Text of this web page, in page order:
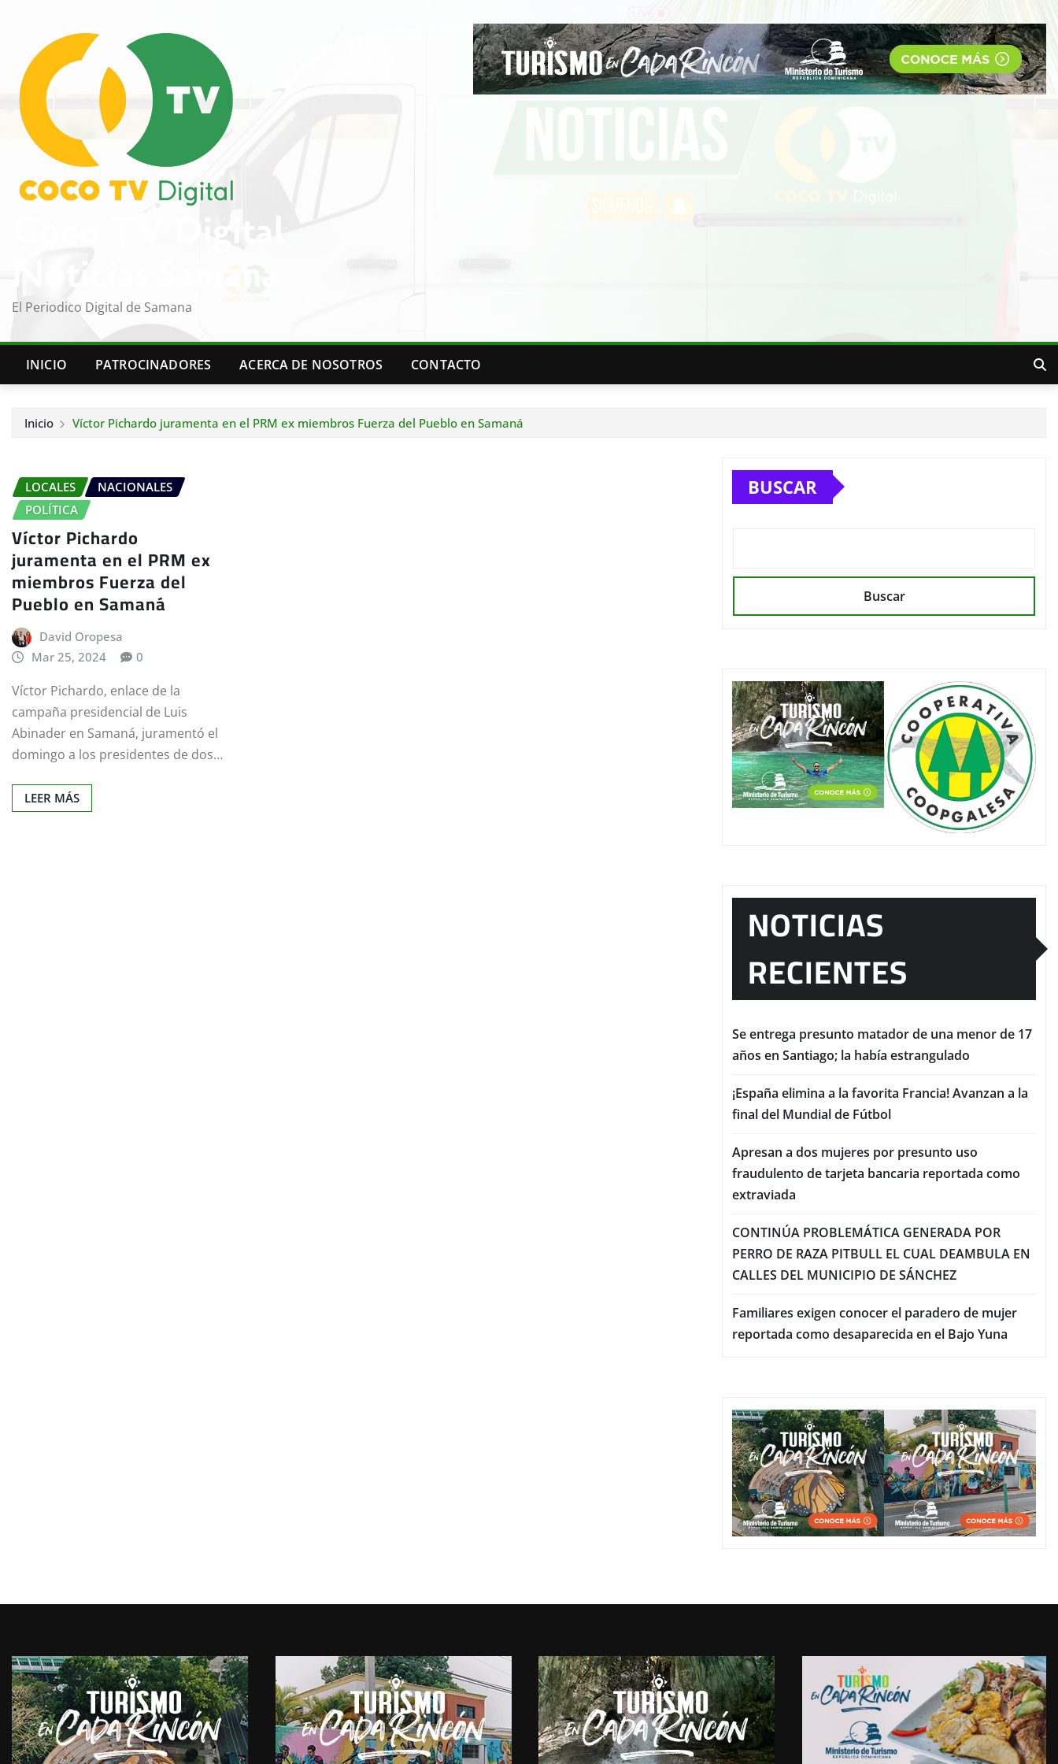
contenido
Noticias Samana
El Periodico Digital de Samana
INICIO PATROCINADORES ACERCA DE NOSOTROS CONTACTO
Inicio Víctor Pichardo juramenta en el PRM ex miembros Fuerza del Pueblo en Samaná
LOCALES
NACIONALES
POLÍTICA
Víctor Pichardo
juramenta en el PRM ex
miembros Fuerza del
Pueblo en Samaná
David Oropesa
Mar 25, 2024
0
Víctor Pichardo, enlace de la
campaña presidencial de Luis
Abinader en Samaná, juramentó el
domingo a los presidentes de dos…
LEER MÁS
BUSCAR
Buscar
NOTICIAS
RECIENTES
Se entrega presunto matador de una menor de 17
años en Santiago; la había estrangulado
¡España elimina a la favorita Francia! Avanzan a la
final del Mundial de Fútbol
Apresan a dos mujeres por presunto uso
fraudulento de tarjeta bancaria reportada como
extraviada
CONTINÚA PROBLEMÁTICA GENERADA POR
PERRO DE RAZA PITBULL EL CUAL DEAMBULA EN
CALLES DEL MUNICIPIO DE SÁNCHEZ
Familiares exigen conocer el paradero de mujer
reportada como desaparecida en el Bajo Yuna